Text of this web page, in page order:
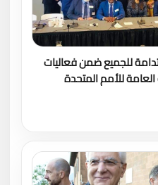
للجميع ضمن فعاليات
الـ77 للجمعية العامة للأمم المتحدة